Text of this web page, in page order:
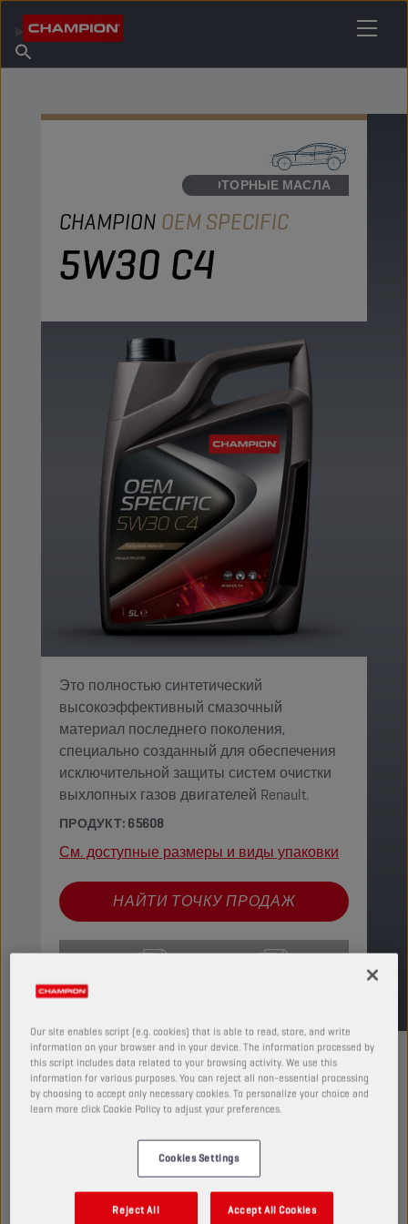
Информация о Champion
Найти точку продаж
МОТОРНЫЕ МАСЛА
CHAMPION OEM SPECIFIC
5W30 C4
Это полностью синтетический
высокоэффективный смазочный
материал последнего поколения,
специально созданный для обеспечения
исключительной защиты систем очистки
выхлопных газов двигателей Renault.
ПРОДУКТ: 65608
См. доступные размеры и виды упаковки
НАЙТИ ТОЧКУ ПРОДАЖ
ДЛЯ ПОЛУЧЕНИЯ
БОЛЕЕ ПОДРОБНОЙ
ИНФОРМАЦИИ
Our site enables script (e.g. cookies) that is able to read, store, and write
information on your browser and in your device. The information processed by
this script includes data related to your browsing activity. We use this
information for various purposes. You can reject all non-essential processing
by choosing to accept only necessary cookies. To personalize your choice and
learn more click Cookie Policy to adjust your preferences.
Cookies Settings
Reject All Accept All Cookies